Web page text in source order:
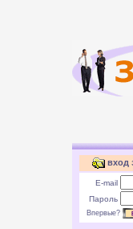
вход
E-mail
Пароль
Впервые?